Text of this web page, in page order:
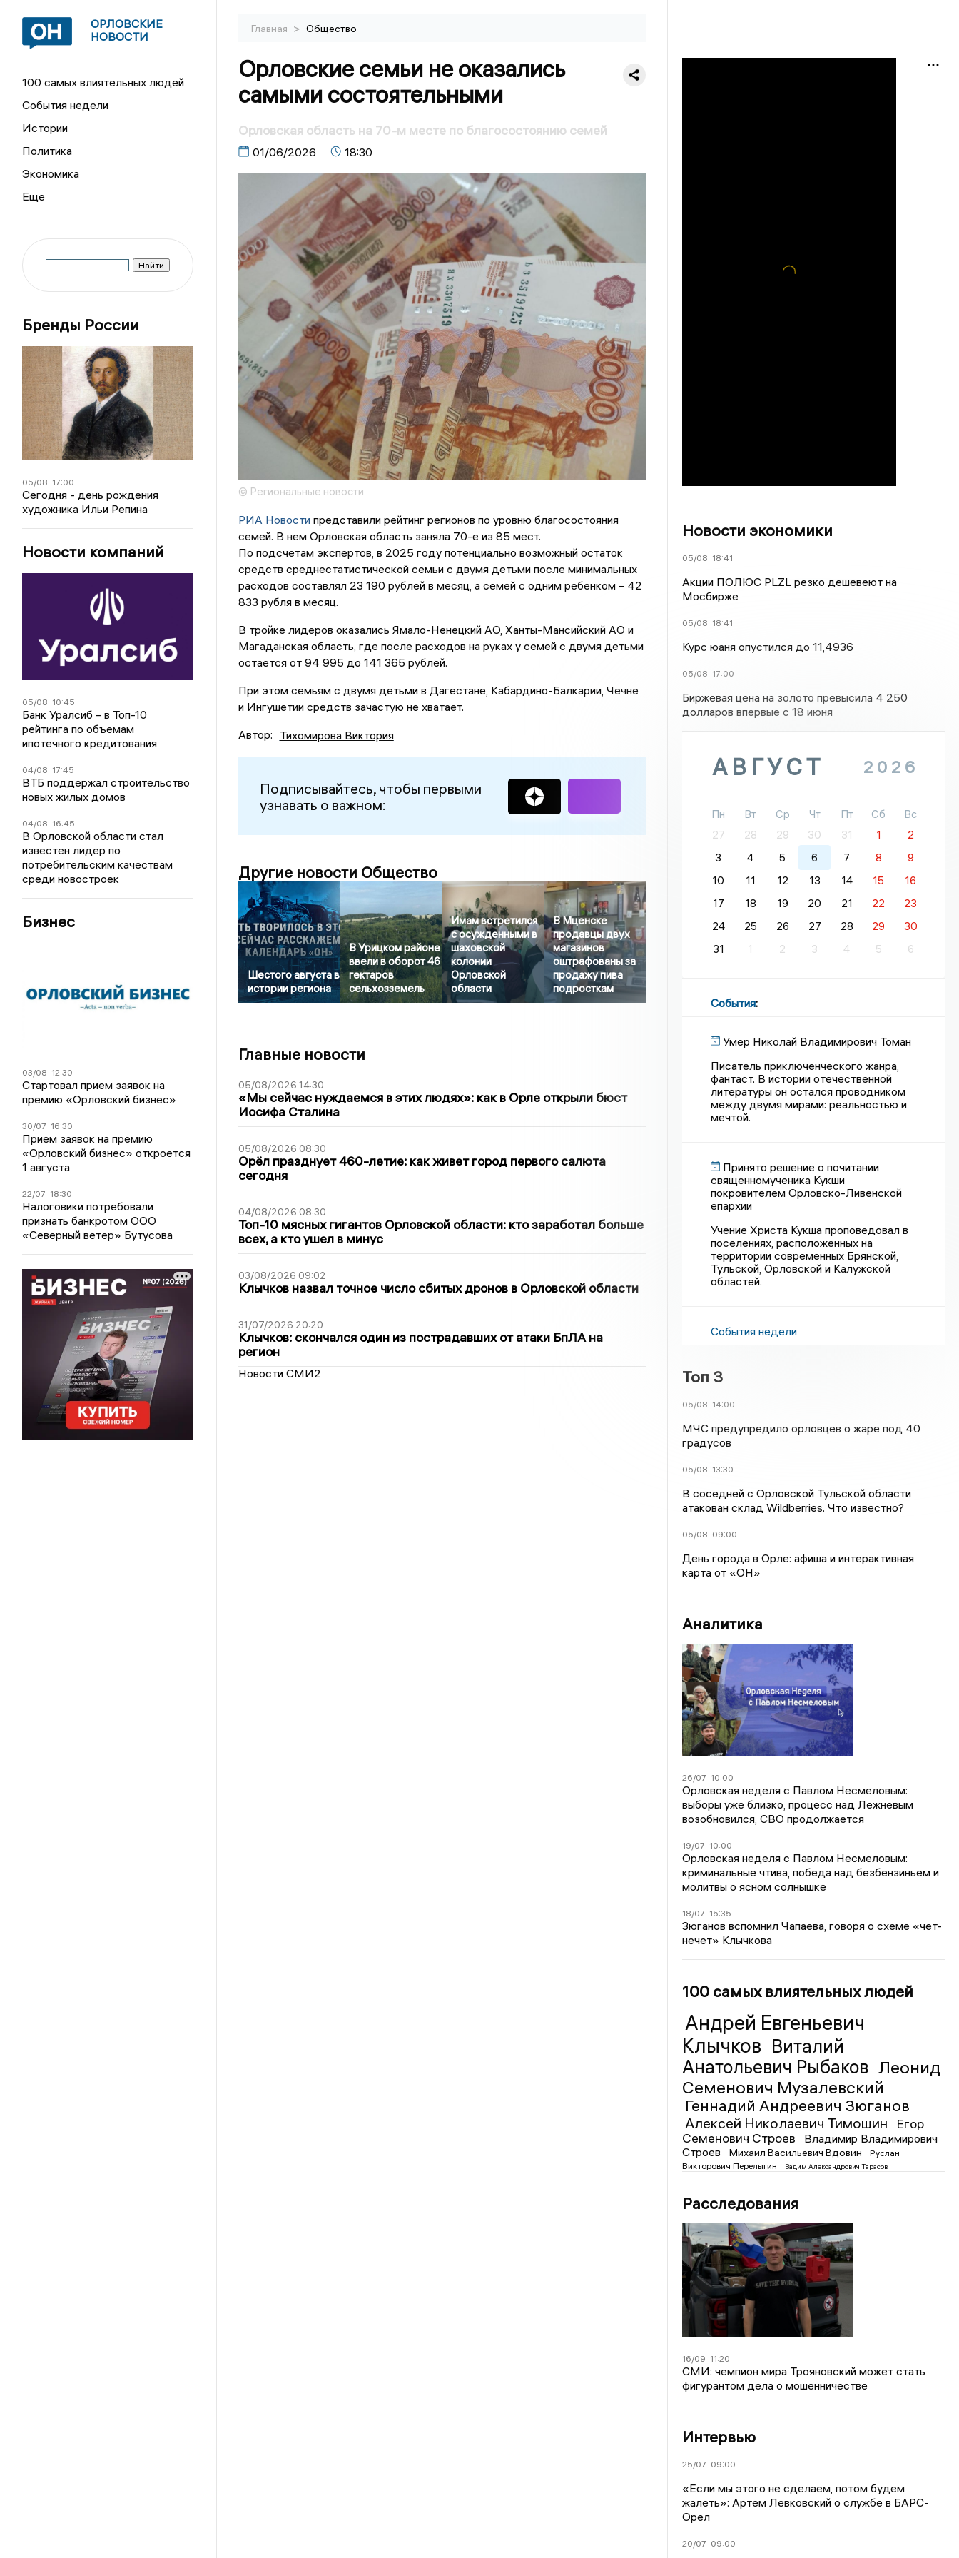
ОРЛОВСКИЕ
НОВОСТИ
100 самых влиятельных людей
События недели
Истории
Политика
Экономика
Бренды России
05/08 17:00
Сегодня - день рождения
художника Ильи Репина
Новости компаний
05/08 10:45
Банк Уралсиб – в Топ-10
рейтинга по объемам
ипотечного кредитования
04/08 17:45
ВТБ поддержал строительство
новых жилых домов
04/08 16:45
В Орловской области стал
известен лидер по
потребительским качествам
среди новостроек
Бизнес
03/08 12:30
Стартовал прием заявок на
премию «Орловский бизнес»
30/07 16:30
Прием заявок на премию
«Орловский бизнес» откроется
1 августа
22/07 18:30
Налоговики потребовали
признать банкротом ООО
«Северный ветер» Бутусова
Главная > Общество
Орловские семьи не оказались
самыми состоятельными
Орловская область на 70-м месте по благосостоянию семей
01/06/2026 18:30
© Региональные новости
РИА Новостипредставили рейтинг регионов по уровню благосостояния
семей. В нем Орловская область заняла 70-е из 85 мест.
По подсчетам экспертов, в 2025 году потенциально возможный остаток
средств среднестатистической семьи с двумя детьми после минимальных
расходов составлял 23 190 рублей в месяц, а семей с одним ребенком – 42
833 рубля в месяц.
В тройке лидеров оказались Ямало-Ненецкий АО, Ханты-Мансийский АО и
Магаданская область, где после расходов на руках у семей с двумя детьми
остается от 94 995 до 141 365 рублей.
При этом семьям с двумя детьми в Дагестане, Кабардино-Балкарии, Чечне
и Ингушетии средств зачастую не хватает.
Автор: Тихомирова Виктория
Подписывайтесь, чтобы первыми
узнавать о важном:
Другие новости Общество
Шестого августа в
истории региона
В Урицком районе
ввели в оборот 46
гектаров
сельхозземель
Имам встретился
с осужденными в
шаховской
колонии
Орловской
области
В Мценске
продавцы двух
магазинов
оштрафованы за
продажу пива
подросткам
Главные новости
05/08/2026 14:30
«Мы сейчас нуждаемся в этих людях»: как в Орле открыли бюст
Иосифа Сталина
05/08/2026 08:30
Орёл празднует 460-летие: как живет город первого салюта
сегодня
04/08/2026 08:30
Топ-10 мясных гигантов Орловской области: кто заработал больше
всех, а кто ушел в минус
03/08/2026 09:02
Клычков назвал точное число сбитых дронов в Орловской области
31/07/2026 20:20
Клычков: скончался один из пострадавших от атаки БпЛА на
регион
Новости СМИ2
Новости экономики
05/08 18:41
Акции ПОЛЮС PLZL резко дешевеют на
Мосбирже
05/08 18:41
Курс юаня опустился до 11,4936
05/08 17:00
Биржевая цена на золото превысила 4 250
долларов впервые с 18 июня
АВГУСТ 2026
Пн Вт Ср Чт Пт Сб
Вс
27
28 29 30 31 1
2
3
4 5 6 7 8
9
10
11 12 13 14 15
16
17
18 19 20 21 22
23
24
25 26 27 28 29
30
31
1 2 3 4 5 6
События:
Умер Николай Владимирович Томан
Писатель приключенческого жанра,
фантаст. В истории отечественной
литературы он остался проводником
между двумя мирами: реальностью и
мечтой.
Принято решение о почитании
священномученика Кукши
покровителем Орловско-Ливенской
епархии
Учение Христа Кукша проповедовал в
поселениях, расположенных на
территории современных Брянской,
Тульской, Орловской и Калужской
областей.
События недели
Топ 3
05/08 14:00
МЧС предупредило орловцев о жаре под 40
градусов
05/08 13:30
В соседней с Орловской Тульской области
атакован склад Wildberries. Что известно?
05/08 09:00
День города в Орле: афиша и интерактивная
карта от «ОН»
Аналитика
26/07 10:00
Орловская неделя с Павлом Несмеловым:
выборы уже близко, процесс над Лежневым
возобновился, СВО продолжается
19/07 10:00
Орловская неделя с Павлом Несмеловым:
криминальные чтива, победа над безбензиньем и
молитвы о ясном солнышке
18/07 15:35
Зюганов вспомнил Чапаева, говоря о схеме «чет-
нечет» Клычкова
100 самых влиятельных людей
Андрей Евгеньевич
Клычков Виталий
Анатольевич Рыбаков Леонид
Семенович Музалевский
Геннадий Андреевич Зюганов
Алексей Николаевич Тимошин
Егор
Семенович Строев
Владимир Владимирович
Строев
Михаил Васильевич Вдовин
Руслан
Викторович Перелыгин
Вадим Александрович Тарасов
Расследования
16/09 11:20
СМИ: чемпион мира Трояновский может стать
фигурантом дела о мошенничестве
Интервью
25/07 09:00
«Если мы этого не сделаем, потом будем
жалеть»: Артем Левковский о службе в БАРС-
Орел
20/07 09:00